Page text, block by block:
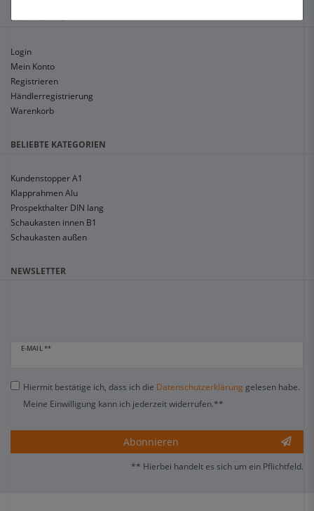
MEIN KONTO
Login
Mein Konto
Registrieren
Händlerregistrierung
Warenkorb
BELIEBTE KATEGORIEN
Kundenstopper A1
Klapprahmen Alu
Prospekthalter DIN lang
Schaukasten innen B1
Schaukasten außen
NEWSLETTER
E-MAIL **
Hiermit bestätige ich, dass ich die Daten­schutz­erklärung gelesen habe.
Meine Einwilligung kann ich jederzeit widerrufen.**
Abonnieren
** Hierbei handelt es sich um ein Pflichtfeld.